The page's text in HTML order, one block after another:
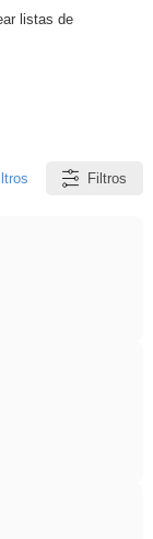
listas de
Filtros